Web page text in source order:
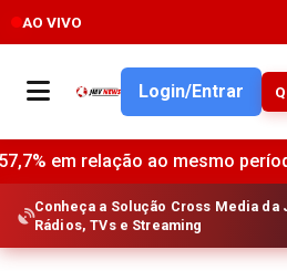
AO VIVO
Login/Entrar
período do ano anterior •
Conheça a Solução Cross Media da
Rádios, TVs e Streaming